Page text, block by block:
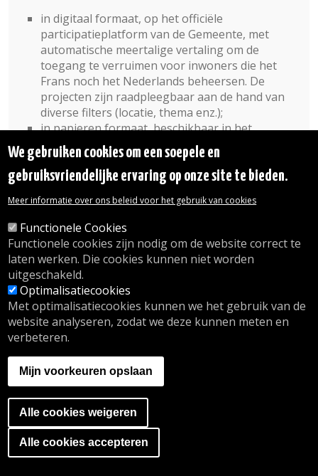
in digitaal formaat, op het officiële
participatieplatform van de Gemeente, met
automatische meertalige vertaling om de
toegang te verruimen voor inwoners die het
Frans noch het Nederlands beheersen. De
projecten zijn raadpleegbaar aan de hand van
diverse filters (locatie, thema enz.);
in papieren formaat, beschikbaar in het
gemeentehuis en verspreid via huis-aan-
huisbedeling.
De projectdragers worden aangemoedigd om
campagne te voeren voor hun project, met hun
eigen middelen en onder hun eigen
verantwoordelijkheid. De communicatie van de
projectdragers moet steeds welwillend en
respectvol zijn.
De Gemeente stelt aan de projectdragers
gepersonaliseerd communicatiemateriaal ter
beschikking.
In het kader van de institutionele communicatie
over de Gedeelde Begroting 2.0
(projectcatalogus, informatiemateriaal,
website/platform, papieren dragers,
institutionele sociale media) kan de Gemeente
informatie over de vooraf geselecteerde
projecten verspreiden en, in voorkomend geval,
de identiteit van de projectdrager in niet-
We gebruiken cookies om een soepele en
gebruiksvriendelijke ervaring op onze site te bieden.
Meer informatie over ons beleid voor het gebruik van cookies
Functionele Cookies
Functionele cookies zijn nodig om de website correct te
laten werken. Die cookies kunnen niet worden
uitgeschakeld.
Optimalisatiecookies
Met optimalisatiecookies kunnen we het gebruik van de
website analyseren, zodat we deze kunnen meten en
verbeteren.
Mijn voorkeuren opslaan
Alle cookies weigeren
Alle cookies accepteren